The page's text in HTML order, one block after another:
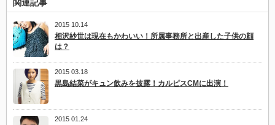
関連記事
2015 10.14
相沢紗世は現在もかわいい！所属事務所と出産した子供の顔
は？
2015 03.18
黒島結菜がキュン飲みを披露！カルピスCMに出演！
2015 01.24